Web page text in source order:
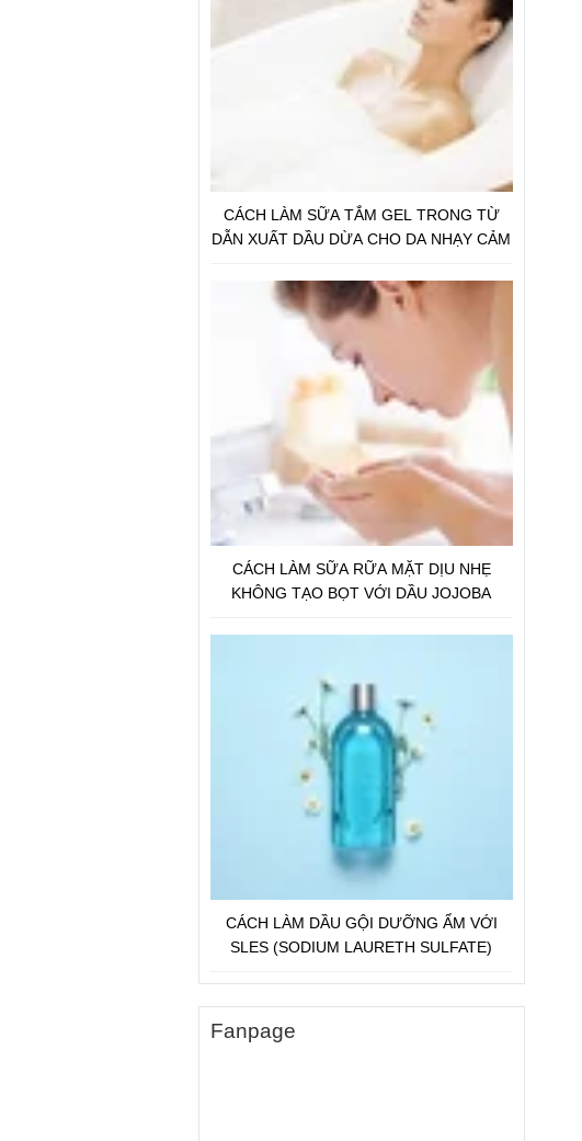
CÁCH LÀM SỮA TẮM GEL TRONG TỪ
DẪN XUẤT DẦU DỪA CHO DA NHẠY CẢM
CÁCH LÀM SỮA RỮA MẶT DỊU NHẸ
KHÔNG TẠO BỌT VỚI DẦU JOJOBA
CÁCH LÀM DẦU GỘI DƯỠNG ẨM VỚI
SLES (SODIUM LAURETH SULFATE)
Fanpage